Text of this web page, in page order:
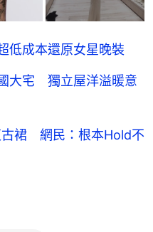
低成本還原女星晚裝
大宅 獨立屋洋溢暖意
裙 網民：根本Hold不